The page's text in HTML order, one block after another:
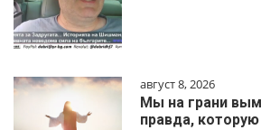
август 8, 2026
Мы на грани
правда,